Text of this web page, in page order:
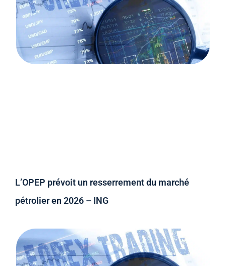
L’OPEP prévoit un resserrement du marché
pétrolier en 2026 – ING